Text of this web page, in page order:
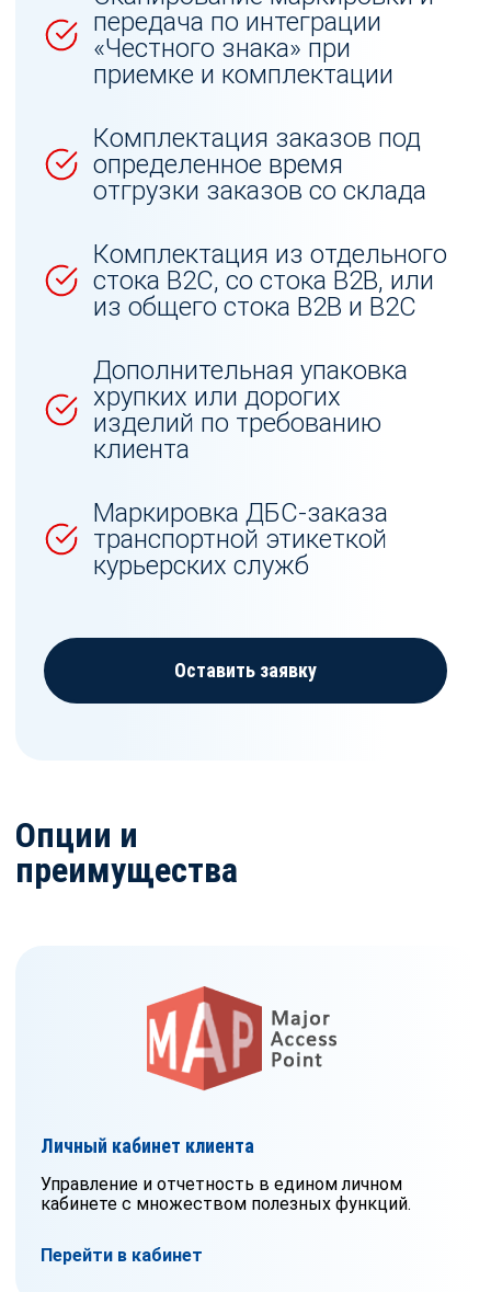
передача по интеграции
«Честного знака» при
приемке и комплектации
Комплектация заказов под
определенное время
отгрузки заказов со склада
Комплектация из отдельного
стока B2C, со стока B2B, или
из общего стока B2B и B2C
Дополнительная упаковка
хрупких или дорогих
изделий по требованию
клиента
Маркировка ДБС-заказа
транспортной этикеткой
курьерских служб
Оставить заявку
Опции и
преимущества
Личный кабинет клиента
Управление и отчетность в едином личном
кабинете с множеством полезных функций.
Перейти в кабинет